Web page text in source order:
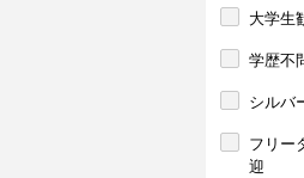
大学生
学歴不
シルバ
フリー
迎